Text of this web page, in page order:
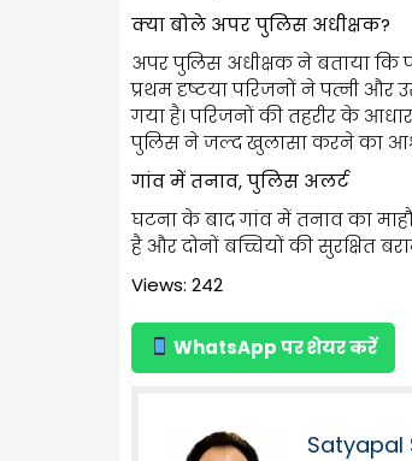
क्या बोले अपर पुलिस अधीक्षक?
अपर पुलिस अधीक्षक ने बताया कि
प्रथम दृष्टया परिजनों ने पत्नी और
गया है। परिजनों की तहरीर के
पुलिस ने जल्द खुलासा करने का
गांव में तनाव, पुलिस अलर्ट
घटना के बाद गांव में तनाव का
है और दोनों बच्चियों की सुरक्षित
Views: 242
WhatsApp पर शेयर करें
Satyapal